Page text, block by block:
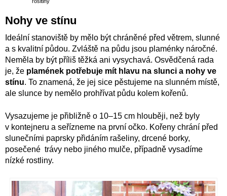
rosltiny
Nohy ve stínu
Ideální stanoviště by mělo být chráněné před větrem, slunné
a s kvalitní půdou. Zvláště na půdu jsou plaménky náročné.
Neměla by být příliš těžká ani vysychavá. Osvědčená rada
je, že plamének potřebuje mít hlavu na slunci a nohy ve
stínu. To znamená, že jej sice pěstujeme na slunném místě,
ale slunce by nemělo prohřívat půdu kolem kořenů.
Vysazujeme je přibližně o 10–15 cm hlouběji, než byly
v kontejneru a seřízneme na první očko. Kořeny chrání před
slunečními paprsky přidáním rašeliny, drcené borky,
posečené trávy nebo jiného mulče, případně vysadíme
nízké rostliny.